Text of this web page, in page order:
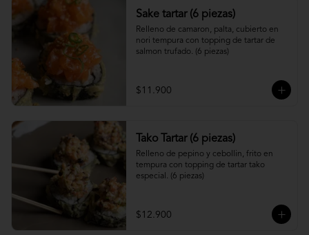
Sake tartar (6 piezas)
Relleno de camaron, palta, cubierto en
nori tempura con topping de tartar de
salmon trufado. (6 piezas)
$11.900
Tako Tartar (6 piezas)
Relleno de pepino y cebollin, frito en
tempura con topping de tartar tako
especial. (6 piezas)
$12.900